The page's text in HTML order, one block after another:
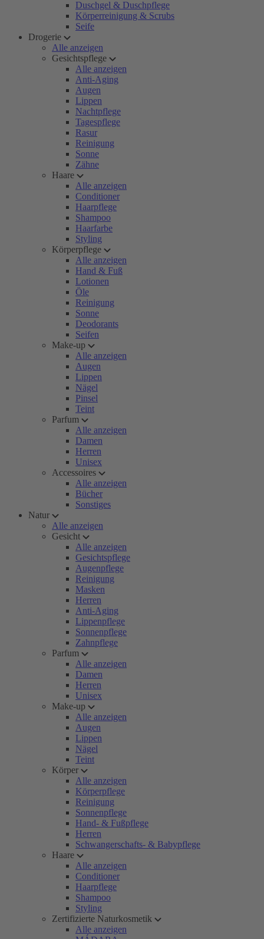
Duschgel & Duschpflege
Körperreinigung & Scrubs
Seife
Drogerie
Alle anzeigen
Gesichtspflege
Alle anzeigen
Anti-Aging
Augen
Lippen
Nachtpflege
Tagespflege
Rasur
Reinigung
Sonne
Zähne
Haare
Alle anzeigen
Conditioner
Haarpflege
Shampoo
Haarfarbe
Styling
Körperpflege
Alle anzeigen
Hand & Fuß
Lotionen
Öle
Reinigung
Sonne
Deodorants
Seifen
Make-up
Alle anzeigen
Augen
Lippen
Nägel
Pinsel
Teint
Parfum
Alle anzeigen
Damen
Herren
Unisex
Accessoires
Alle anzeigen
Bücher
Sonstiges
Natur
Alle anzeigen
Gesicht
Alle anzeigen
Gesichtspflege
Augenpflege
Reinigung
Masken
Herren
Anti-Aging
Lippenpflege
Sonnenpflege
Zahnpflege
Parfum
Alle anzeigen
Damen
Herren
Unisex
Make-up
Alle anzeigen
Augen
Lippen
Nägel
Teint
Körper
Alle anzeigen
Körperpflege
Reinigung
Sonnenpflege
Hand- & Fußpflege
Herren
Schwangerschafts- & Babypflege
Haare
Alle anzeigen
Conditioner
Haarpflege
Shampoo
Styling
Zertifizierte Naturkosmetik
Alle anzeigen